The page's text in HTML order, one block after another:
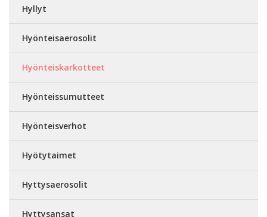
Hyllyt
Hyönteisaerosolit
Hyönteiskarkotteet
Hyönteissumutteet
Hyönteisverhot
Hyötytaimet
Hyttysaerosolit
Hyttysansat